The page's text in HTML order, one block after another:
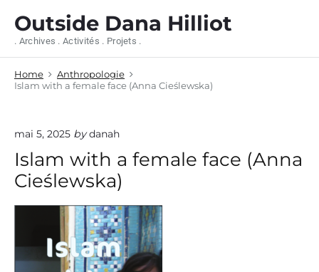
Outside Dana Hilliot
. Archives . Activités . Projets .
Home
Anthropologie
Islam with a female face (Anna Cieślewska)
mai 5, 2025 by danah
Islam with a female face (Anna
Cieślewska)